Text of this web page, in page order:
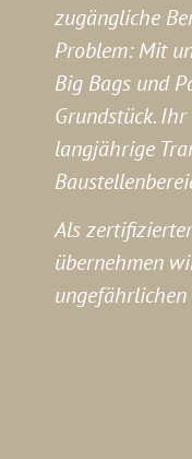
zugängliche
Problem: Mit
Big Bags und
Grundstück.
langjährige
Als
übernehmen